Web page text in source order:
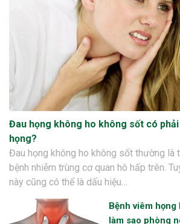
Đau họng không ho không sốt có
họng?
Đau họng không ho không sốt thường là
bệnh nhiễm trùng cơ quan hô hấp trên.
này cũng có thể là dấu hiệu…
Bệnh viêm
làm sao phòng